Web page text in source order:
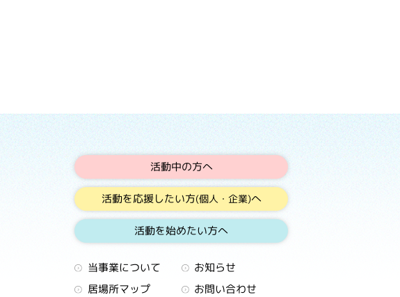
活動中の方へ
活動を応援したい方(個人・企業)へ
活動を始めたい方へ
当事業について
お知らせ
居場所マップ
お問い合わせ